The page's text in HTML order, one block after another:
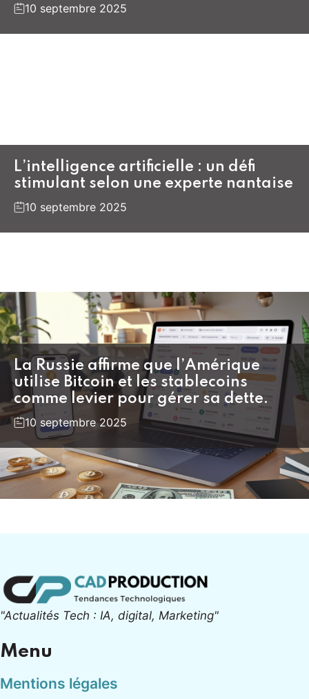
10 septembre 2025
L’intelligence artificielle : un défi
stimulant selon une experte nantaise
10 septembre 2025
La Russie affirme que l’Amérique
utilise Bitcoin et les stablecoins
comme levier pour gérer sa dette.
10 septembre 2025
"Actualités Tech : IA, digital, Marketing"
Menu
Mentions légales